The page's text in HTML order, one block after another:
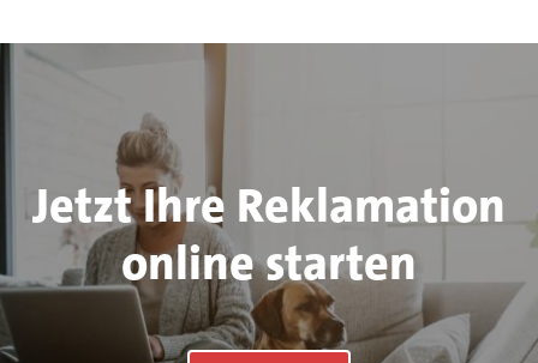
Jetzt Ihre Reklamation
online starten